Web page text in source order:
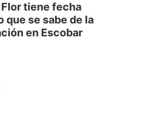
Flor tiene fecha
que se sabe de la
en Escobar